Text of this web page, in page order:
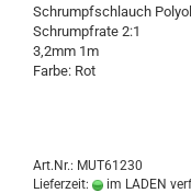
Schrumpfschlauch
Schrumpfrate 2:1
3,2mm 1m
Farbe: Rot
Art.Nr.: MUT61230
Lieferzeit:
im LADEN